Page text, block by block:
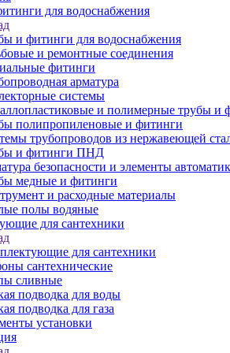
для водоснабжения
и фитинги для водоснабжения
и ремонтные соединения
фитинги
арматура
системы
и полимерные трубы и
полипропиленовые и фитинги
трубопроводов из нержавеющей
и фитинги ПНД
безопасности и элементы
медные и фитинги
и расходные материалы
полы водяные
для сантехники
для сантехники
сантехнические
сливные
подводка для воды
подводка для газа
установки